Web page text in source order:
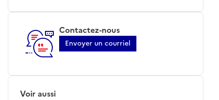
Contactez-nous
Envoyer un courriel
Voir aussi